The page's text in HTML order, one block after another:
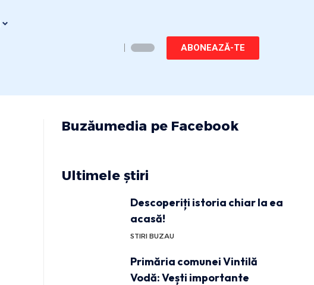
ABONEAZĂ-TE
Buzăumedia pe Facebook
Ultimele știri
Descoperiți istoria chiar la ea
acasă!
STIRI BUZAU
Primăria comunei Vintilă
Vodă: Vești importante